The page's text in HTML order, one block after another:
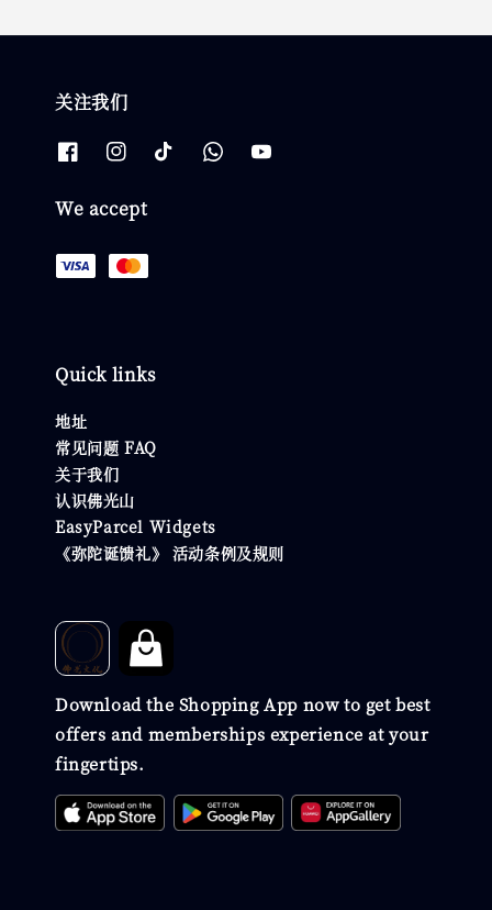
关注我们
We accept
Quick links
地址
常见问题 FAQ
关于我们
认识佛光山
EasyParcel Widgets
《弥陀诞馈礼》 活动条例及规则
Download the Shopping App now to get best
offers and memberships experience at your
fingertips.